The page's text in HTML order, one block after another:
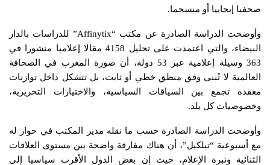
صحفيا إيجابيا أو منسجما.
وأوضحت الدراسة الصادرة عن مكتب “Affinytix” للدراسات بالدار
البيضاء، والتي اعتمدت على تحليل 4158 مقالا إعلاميا منشورا في
363 وسيلة إعلامية عبر 53 دولة، أن صورة المغرب في الصحافة
العالمية لا تُبنى وفق منطق خطي أو ثابت، بل تتشكل داخل توازنات
معقدة تجمع بين السياقات السياسية، والاختيارات التحريرية،
وخصوصيات كل بلد.
وأوضحت الدراسة الصادرة حسب ما نقله مدير المكتب في حوار له
مع أسبوعية “تيلكيل”، أن هناك مفارقة واضحة بين مستوى العلاقات
الثنائية ونبرة الإعلام، حيث إن بعض الدول الأقرب سياسيا إلى